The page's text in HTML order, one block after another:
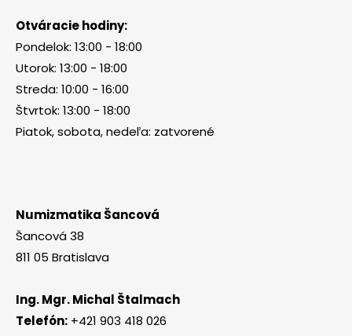
Otváracie hodiny:
Pondelok: 13:00 - 18:00
Utorok: 13:00 - 18:00
Streda: 10:00 - 16:00
Štvrtok: 13:00 - 18:00
Piatok, sobota, nedeľa: zatvorené
Numizmatika Šancová
Šancová 38
811 05 Bratislava
Ing. Mgr. Michal Štalmach
Telefón: +421 903 418 026